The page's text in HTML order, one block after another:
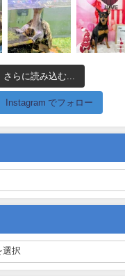
さらに読み込む...
Instagram でフォロー